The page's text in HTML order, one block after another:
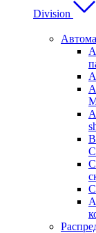
Division